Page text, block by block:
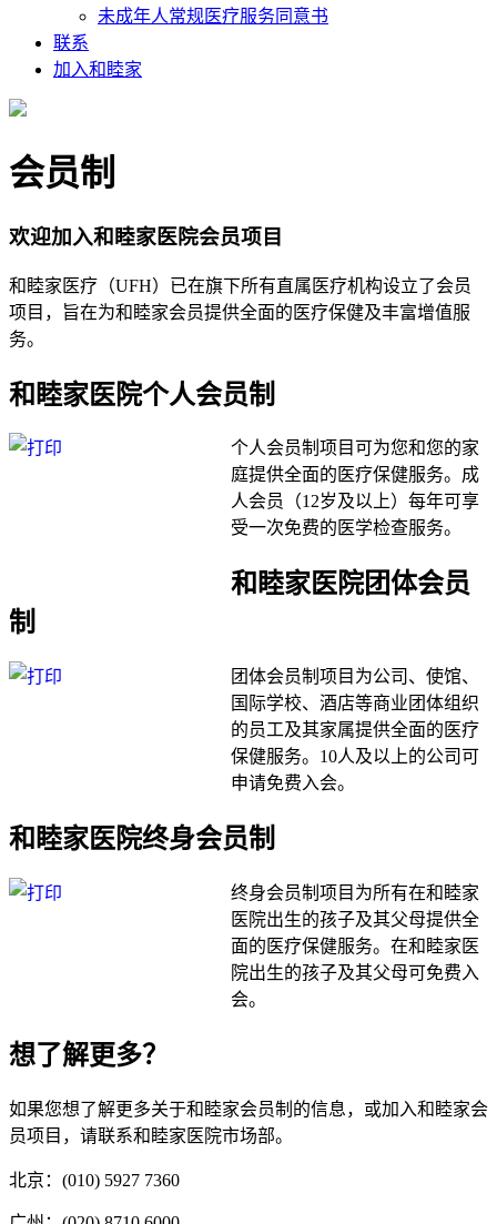
未成年人常规医疗服务同意书
联系
加入和睦家
会员制
欢迎加入和睦家医院会员项目
和睦家医疗（UFH）已在旗下所有直属医疗机构设立了会员
项目，旨在为和睦家会员提供全面的医疗保健及丰富增值服
务。
和睦家医院个人会员制
个人会员制项目可为您和您的家
庭提供全面的医疗保健服务。成
人会员（12岁及以上）每年可享
受一次免费的医学检查服务。
和睦家医院团体会员
制
团体会员制项目为公司、使馆、
国际学校、酒店等商业团体组织
的员工及其家属提供全面的医疗
保健服务。10人及以上的公司可
申请免费入会。
和睦家医院终身会员制
终身会员制项目为所有在和睦家
医院出生的孩子及其父母提供全
面的医疗保健服务。在和睦家医
院出生的孩子及其父母可免费入
会。
想了解更多？
如果您想了解更多关于和睦家会员制的信息，或加入和睦家会
员项目，请联系和睦家医院市场部。
北京：(010) 5927 7360